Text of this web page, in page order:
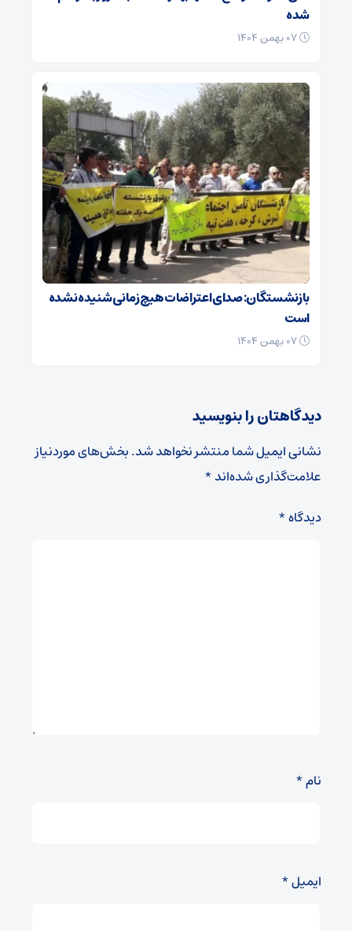
شده
بازنشستگان: صدای اعتراضات هیچ زمانی شنیده نشده
است
دیدگاهتان را بنویسید
نشانی ایمیل شما منتشر نخواهد شد.بخش‌های موردنیاز
علامت‌گذاری شده‌اند*
دیدگاه*
نام*
ایمیل*